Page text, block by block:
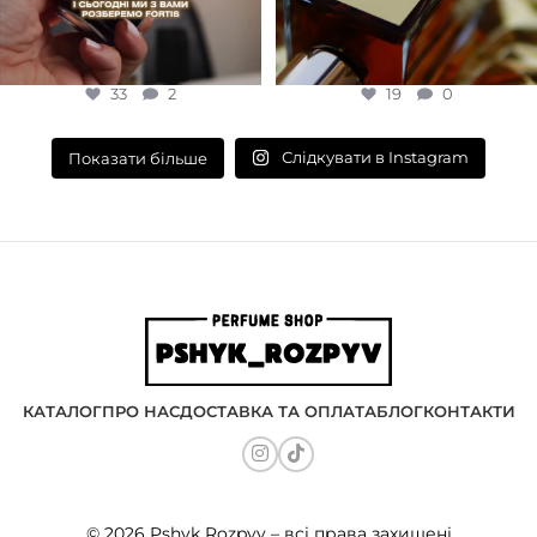
33 2 19 0
Показати більше Слідкувати в Instagram
КАТАЛОГПРО НАСДОСТАВКА ТА ОПЛАТАБЛОГКОНТАКТИ